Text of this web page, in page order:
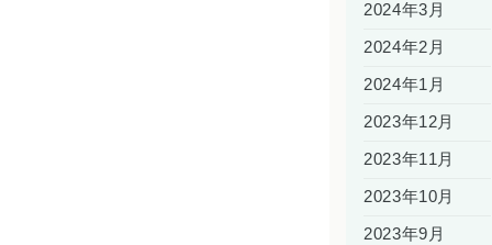
2024年3月
2024年2月
2024年1月
2023年12月
2023年11月
2023年10月
2023年9月